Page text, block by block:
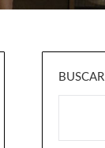
BUSCAR